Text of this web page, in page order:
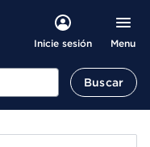
Inicie sesión Menu
Buscar